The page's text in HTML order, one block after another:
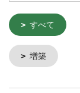
すべて
増築